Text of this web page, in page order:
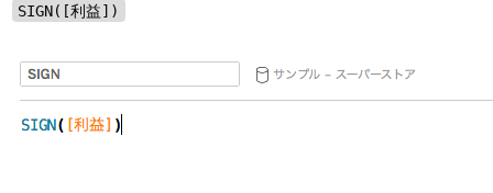
SIGN([利益])